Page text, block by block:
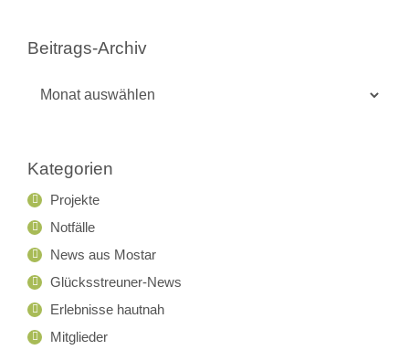
Beitrags-Archiv
Kategorien
Projekte
Notfälle
News aus Mostar
Glücksstreuner-News
Erlebnisse hautnah
Mitglieder